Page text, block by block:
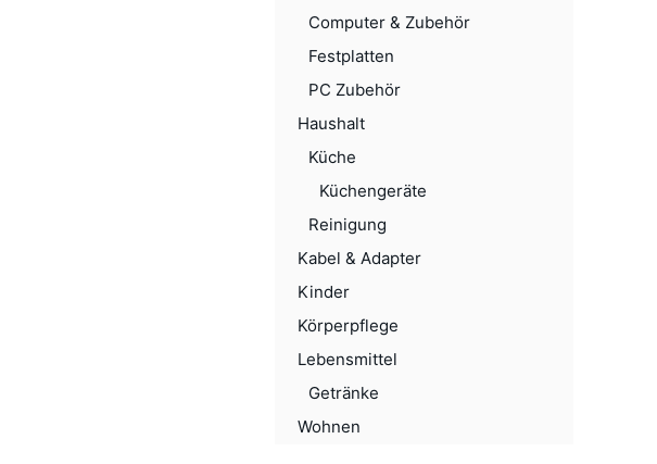
Computer & Zubehör
Festplatten
PC Zubehör
Haushalt
Küche
Küchengeräte
Reinigung
Kabel & Adapter
Kinder
Körperpflege
Lebensmittel
Getränke
Wohnen